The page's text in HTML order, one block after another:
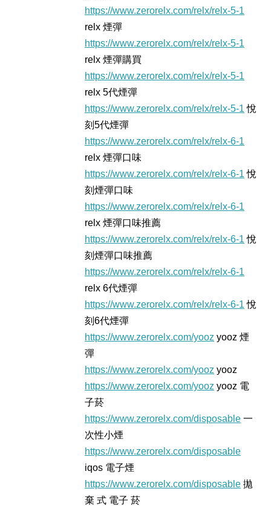
https://www.zerorelx.com/relx/relx-5-1
relx 煙彈
https://www.zerorelx.com/relx/relx-5-1
relx 煙彈購買
https://www.zerorelx.com/relx/relx-5-1
relx 5代煙彈
https://www.zerorelx.com/relx/relx-5-1 悅
刻5代煙彈
https://www.zerorelx.com/relx/relx-6-1
relx 煙彈口味
https://www.zerorelx.com/relx/relx-6-1 悅
刻煙彈口味
https://www.zerorelx.com/relx/relx-6-1
relx 煙彈口味推薦
https://www.zerorelx.com/relx/relx-6-1 悅
刻煙彈口味推薦
https://www.zerorelx.com/relx/relx-6-1
relx 6代煙彈
https://www.zerorelx.com/relx/relx-6-1 悅
刻6代煙彈
https://www.zerorelx.com/yooz yooz 煙
彈
https://www.zerorelx.com/yooz yooz
https://www.zerorelx.com/yooz yooz 電
子菸
https://www.zerorelx.com/disposable 一
次性小煙
https://www.zerorelx.com/disposable
iqos 電子煙​
https://www.zerorelx.com/disposable 拋
棄 式 電子 菸​